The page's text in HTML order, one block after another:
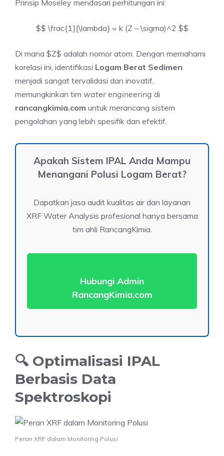
Prinsip Moseley mendasari perhitungan ini:
$$ \frac{1}{\lambda} = k (Z – \sigma)^2 $$
Di mana $Z$ adalah nomor atom. Dengan memahami
korelasi ini, identifikasi Logam Berat Sedimen
menjadi sangat tervalidasi dan inovatif,
memungkinkan tim water engineering di
rancangkimia.com untuk merancang sistem
pengolahan yang lebih spesifik dan efektif.
Apakah Sistem IPAL Anda Mampu
Menangani Polusi Logam Berat?
Dapatkan jasa audit kualitas air dan layanan
XRF Water Analysis profesional hanya bersama
tim ahli RancangKimia.
Hubungi Admin
RancangKimia.com
🔍 Optimalisasi IPAL
Berbasis Data
Spektroskopi
Peran XRF dalam Monitoring Polusi